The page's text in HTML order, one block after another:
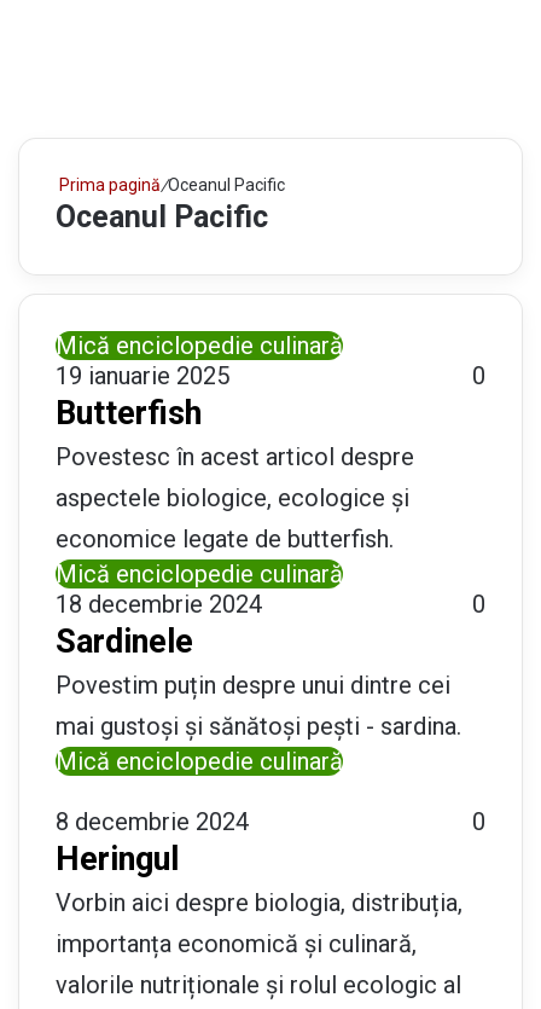
Prima pagină/Oceanul Pacific
Oceanul Pacific
Mică enciclopedie culinară
19 ianuarie 2025
0
Butterfish
Povestesc în acest articol despre
aspectele biologice, ecologice și
economice legate de butterfish.
Mică enciclopedie culinară
18 decembrie 2024
0
Sardinele
Povestim puțin despre unui dintre cei
mai gustoși și sănătoși pești - sardina.
Mică enciclopedie culinară
8 decembrie 2024 0
Heringul
Vorbin aici despre biologia, distribuția,
importanța economică și culinară,
valorile nutriționale și rolul ecologic al